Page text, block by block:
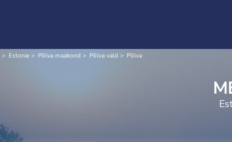
Estonie Põlva maakond Põlva vald Põlva